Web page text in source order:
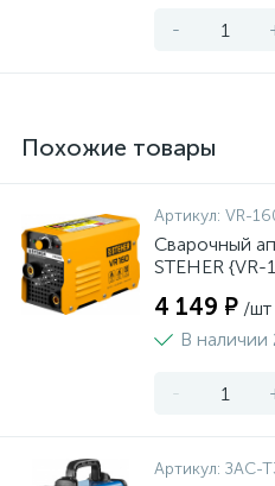
-
Похожие товары
Артикул: VR-
Сварочный
STEHER {VR-
4 149 ₽ /шт
В наличии
-
Артикул: ЗАС-